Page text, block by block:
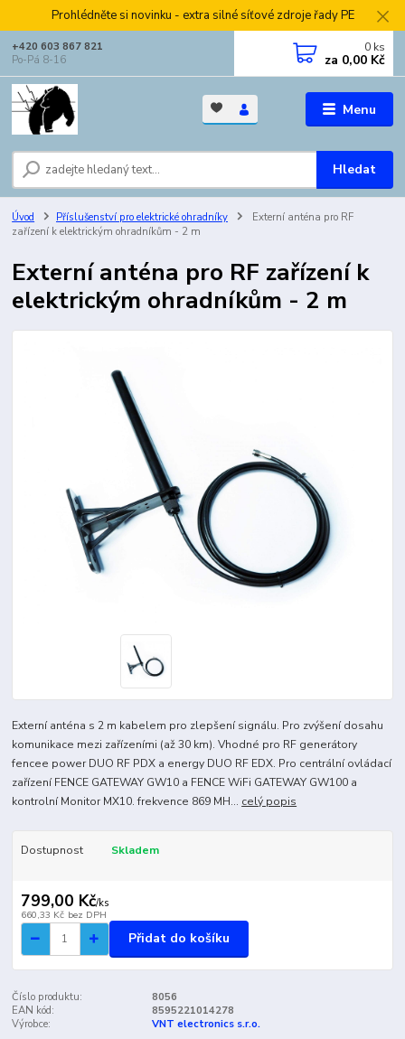
Prohlédněte si novinku - extra silné síťové zdroje řady PE
Menu
Hledat
+420 603 867 821
Po-Pá 8-16
0 ks
za 0,00 Kč
Úvod Příslušenství pro elektrické ohradníky
Externí anténa pro RF
zařízení k elektrickým ohradníkům - 2 m
Externí anténa pro RF zařízení k
elektrickým ohradníkům - 2 m
Externí anténa s 2 m kabelem pro zlepšení signálu. Pro zvýšení dosahu
komunikace mezi zařízeními (až 30 km). Vhodné pro RF generátory
fencee power DUO RF PDX a energy DUO RF EDX. Pro centrální ovládací
zařízení FENCE GATEWAY GW10 a FENCE WiFi GATEWAY GW100 a
kontrolní Monitor MX10. frekvence 869 MH... celý popis
Dostupnost Skladem
799,00 Kč/ks
660,33 Kč bez DPH
Přidat do košíku
Číslo produktu:
8056
EAN kód:
8595221014278
Výrobce:
VNT electronics s.r.o.